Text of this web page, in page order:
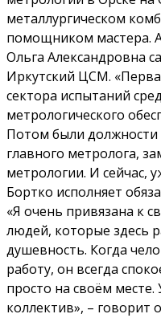
металлургическом
помощником мастера.
Ольга Александровна
Иркутский ЦСМ.
сектора испытаний
метрологического
Потом были
главного метролога,
метрологии. И сейчас,
Бортко исполняет
«Я очень привязана к
людей, которые здесь
душевность. Когда
работу, он всегда
просто на своём
коллектив», – говорит